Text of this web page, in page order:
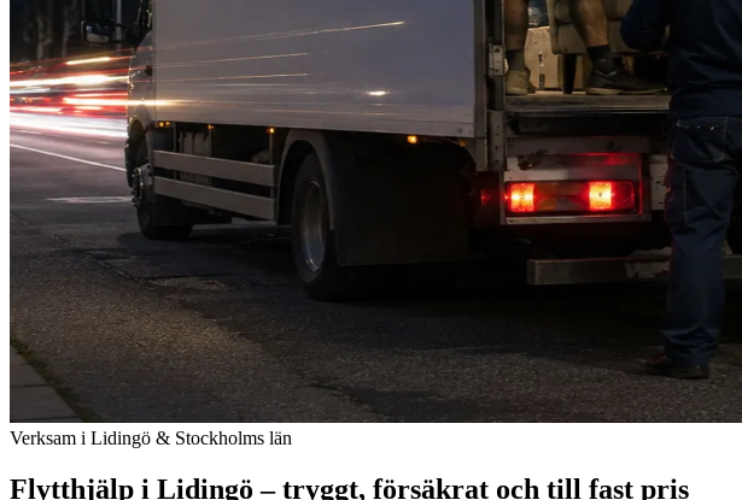
Verksam i Lidingö & Stockholms län
Flytthjälp i Lidingö – tryggt, försäkrat och till fast pris